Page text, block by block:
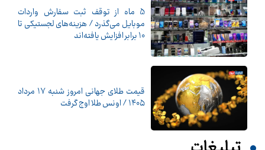
5 ماه از توقف ثبت سفارش واردات
موبایل می‌گذرد / هزینه‌های لجستیکی تا
10 برابر افزایش یافته‌اند
قیمت طلای جهانی امروز شنبه ۱۷ مرداد
۱۴۰۵ / اونس طلا اوج گرفت